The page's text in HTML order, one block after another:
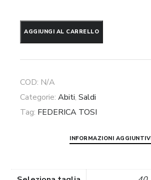
Abito
in
organza
seta
Federica
Tosi
AGGIUNGI AL CARRELLO
COD: N/A
Categorie:Abiti,Saldi
Tag: FEDERICA TOSI
INFORMAZIONI